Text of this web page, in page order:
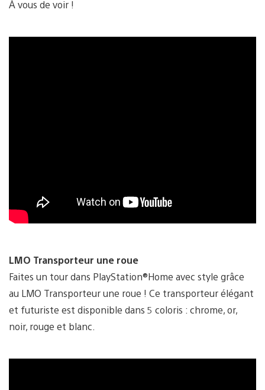
À vous de voir !
LMO Transporteur une roue
Faites un tour dans PlayStation®Home avec style grâce
au LMO Transporteur une roue ! Ce transporteur élégant
et futuriste est disponible dans 5 coloris : chrome, or,
noir, rouge et blanc.